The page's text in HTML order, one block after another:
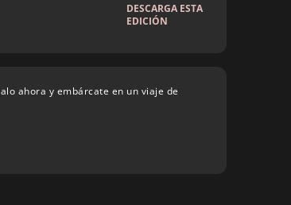
DESCARGA ESTA
EDICIÓN
ahora y embárcate en un viaje de